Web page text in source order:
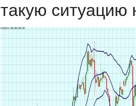
такую ситуацию